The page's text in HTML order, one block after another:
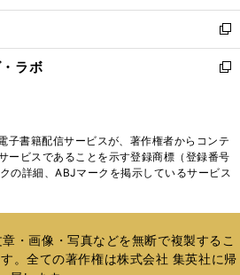
開
く
ウ
で
開
く
ン
ド
ウ
で
ウ
ィ
ン
ド
く
新
し
い
ド
ウ
で
ラボ
新
ィ
ン
ド
開
く
子書籍配信サービスが、著作権者からコンテ
ービスであることを示す登録商標（登録番号
の詳細、ABJマークを掲示しているサービス
・画像・写真などを無断で複製するこ
。全ての著作権は株式会社 集英社に帰